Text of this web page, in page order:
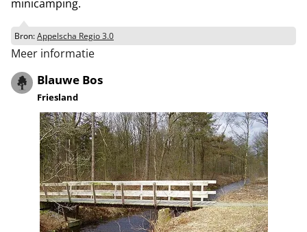
minicamping.
Bron:Appelscha Regio 3.0
Meer informatie
Blauwe Bos
Friesland